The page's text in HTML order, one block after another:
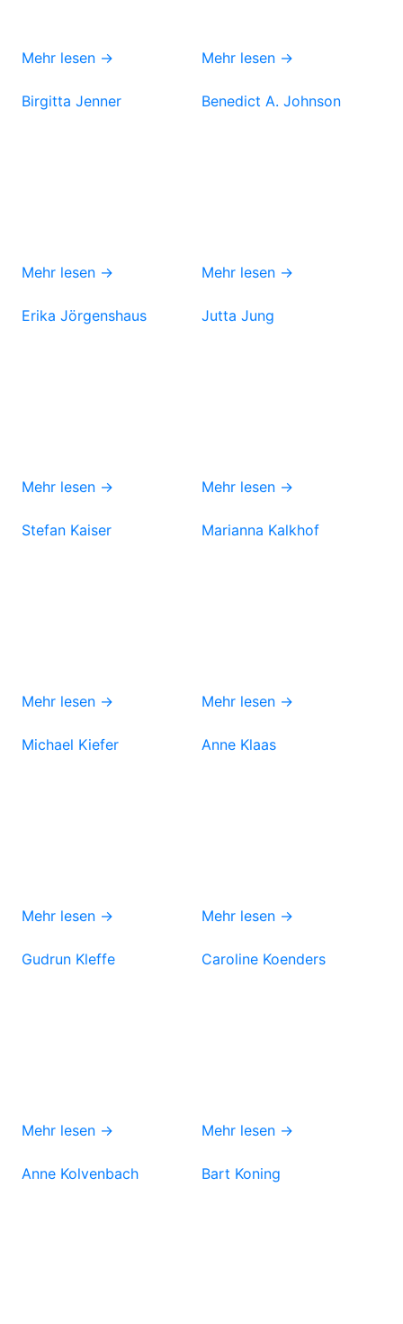
Mehr lesen → Mehr lesen →
Birgitta Jenner
Mehr lesen →
Benedict A. Johnson
Mehr lesen →
Erika Jörgenshaus
Mehr lesen →
Jutta Jung
Mehr lesen →
Stefan Kaiser
Mehr lesen →
Marianna Kalkhof
Mehr lesen →
Michael Kiefer
Mehr lesen →
Anne Klaas
Mehr lesen →
Gudrun Kleffe
Mehr lesen →
Caroline Koenders
Mehr lesen →
Anne Kolvenbach Bart Koning